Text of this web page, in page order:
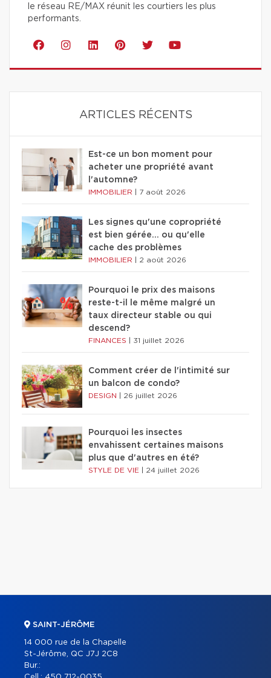
le réseau RE/MAX réunit les courtiers les plus
performants.
ARTICLES RÉCENTS
Est-ce un bon moment pour
acheter une propriété avant
l'automne?
IMMOBILIER 7 août 2026
Les signes qu'une copropriété
est bien gérée… ou qu'elle
cache des problèmes
IMMOBILIER 2 août 2026
Pourquoi le prix des maisons
reste-t-il le même malgré un
taux directeur stable ou qui
descend?
FINANCES 31 juillet 2026
Comment créer de l'intimité sur
un balcon de condo?
DESIGN 26 juillet 2026
Pourquoi les insectes
envahissent certaines maisons
plus que d'autres en été?
STYLE DE VIE 24 juillet 2026
SAINT-JÉRÔME
14 000 rue de la Chapelle
St-Jérôme, QC J7J 2C8
Bur.: